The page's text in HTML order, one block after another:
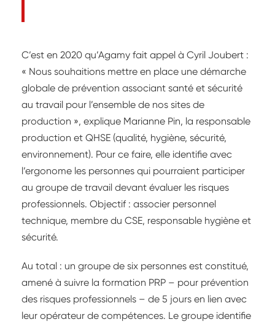
C’est en 2020 qu’Agamy fait appel à Cyril Joubert :
« Nous souhaitions mettre en place une démarche
globale de prévention associant santé et sécurité
au travail pour l’ensemble de nos sites de
production », explique Marianne Pin, la responsable
production et QHSE (qualité, hygiène, sécurité,
environnement). Pour ce faire, elle identifie avec
l’ergonome les personnes qui pourraient participer
au groupe de travail devant évaluer les risques
professionnels. Objectif : associer personnel
technique, membre du CSE, responsable hygiène et
sécurité.
Au total : un groupe de six personnes est constitué,
amené à suivre la formation PRP – pour prévention
des risques professionnels – de 5 jours en lien avec
leur opérateur de compétences. Le groupe identifie